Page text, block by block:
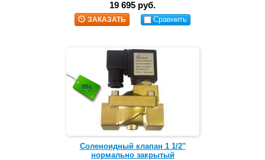
19 695 руб.
ЗАКАЗАТЬ Сравнить
Соленоидный клапан 1 1/2"
нормально закрытый